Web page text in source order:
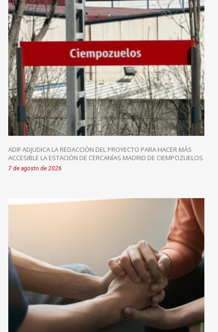
ADIF ADJUDICA LA REDACCIÓN DEL PROYECTO PARA HACER MÁS
ACCESIBLE LA ESTACIÓN DE CERCANÍAS MADRID DE CIEMPOZUELOS
7 de agosto de 2026